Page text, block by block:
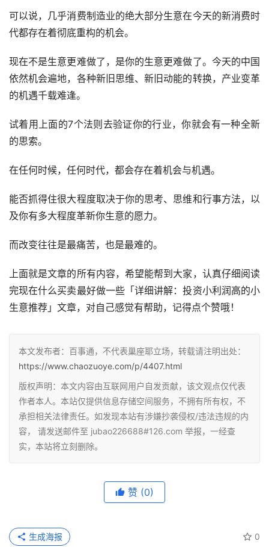
可以说，几乎消费制造业的绝大部分生意在今天的新消费时
代都存在着彻底重构的机会。
现在不是生意更难做了，是你的生意更难做了。今天的中国
依然机会遍地，各种新旧思维、新旧动能的转换，产业变革
的机遇千载难逢。
试着用上面的7个法则去验证你的行业，你就会有一种全新
的思索。
在任何时候，任何时代，都会存在着机会与机遇。
能否抓得住很大程度取决于你的思考、思维和行事方法，以
及你有多大程度革新你生意的愿力。
而改变往往是最痛苦，也是最难的。
上面就是文章的所有内容，希望能帮到大家，认真仔细阅读
完现在什么买卖最好做一些「详细讲解：投资小利润高的小
生意推荐」文章，对自己感觉有帮助，记得点个赞哦！
本文发布者：百事通，不代表巢座耶立场，转载请注明出处：
https://www.chaozuoye.com/p/4407.html
版权声明：本文内容由互联网用户自发贡献，该文观点仅代表
作者本人。本站仅提供信息存储空间服务，不拥有所有权，不
承担相关法律责任。如发现本站有涉嫌抄袭侵权/违法违规的内
容， 请发送邮件至 jubao226688#126.com 举报，一经查
实，本站将立刻删除。
赞 (0)
0
生成海报